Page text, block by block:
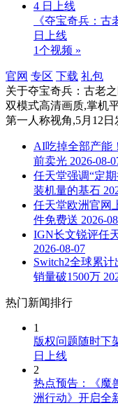
《夺宝奇兵：
日上线
1个视频 »
官网 专区 下载 礼包
关于夺宝奇兵：古老
双模式高清画质,掌机
第一人称视角,5月12日
AI吃掉全部产能
前卖光 2026-08-
任天堂强调“定
装机量的基石
任天堂欧洲官网
件免费送 2026-
IGN长文锐评任
2026-08-07
Switch2全球累
销量破1500万
热门新闻排行
1
版权问题随时下
日上线
2
热点预告：《魔
洲行动》开启全